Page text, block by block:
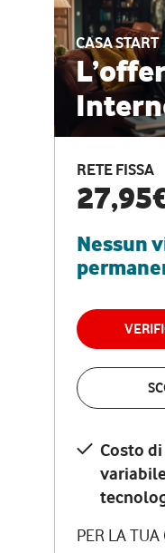
CASA START
RETE FISSA
Nessun
Costo
PER LA TUA
PER